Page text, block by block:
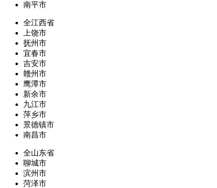
南平市
全江西省
上饶市
抚州市
宜春市
吉安市
赣州市
鹰潭市
新余市
九江市
萍乡市
景德镇市
南昌市
全山东省
聊城市
滨州市
菏泽市